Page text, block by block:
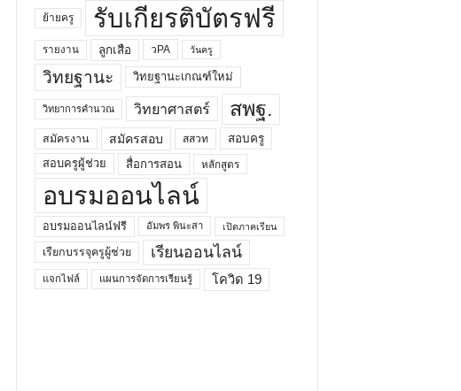
ย้ายครู รับเกียรติบัตรฟรี
รายงาน ลูกเสือ วPA วันครู
วิทยฐานะ วิทยฐานะเกณฑ์ใหม่
วิทยาการคำนวณ วิทยาศาสตร์ สพฐ.
สมัครงาน สมัครสอบ สสวท
สอบครู
สอบครูผู้ช่วย
สื่อการสอน หลักสูตร
อบรมออนไลน์
อบรมออนไลน์ฟรี อัมพร พินะสา เปิดภาคเรียน
เรียกบรรจุครูผู้ช่วย เรียนออนไลน์
แจกไฟล์ แผนการจัดการเรียนรู้ โควิด 19